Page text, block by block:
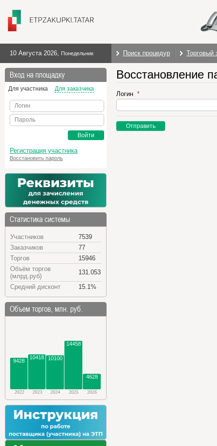
10 Августа 2026, Понедельник Поиск процедур Торговый
Вход на площадку
Для участника Для заказчика
Логин
Пароль
Войти
Регистрация участника
Восстановить пароль
Статистика системы
Участников
7539
Заказчиков
77
Торгов
15946
Объём торгов
(млрд.руб)
131.053
Средний дисконт
15.1%
Объем торгов, млн. руб.
9428
10418 10100
14458
4628
2022 2023 2024 2025 2026
Восстановление
Логин
Отправить